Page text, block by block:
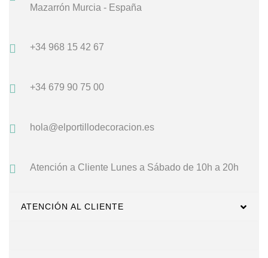
Mazarrón Murcia - España
+34 968 15 42 67
+34 679 90 75 00
hola@elportillodecoracion.es
Atención a Cliente Lunes a Sábado de 10h a 20h
ATENCIÓN AL CLIENTE